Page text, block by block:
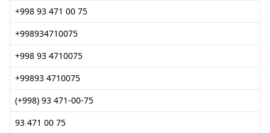
+998 93 471 00 75
+998934710075
+998 93 4710075
+99893 4710075
(+998) 93 471-00-75
93 471 00 75